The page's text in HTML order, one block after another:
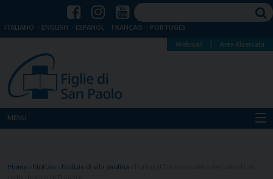
ITALIANO ENGLISH ESPAÑOL FRANÇAIS PORTUGÊS
Webmail Area Riservata
MENU
Dove siamo
Home Notizie Notizie di vita paolina